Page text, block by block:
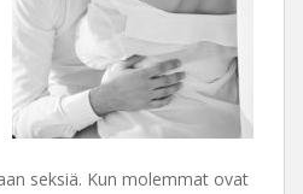
seksiä. Kun molemmat ovat